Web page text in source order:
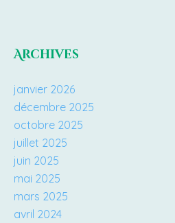
Archives
janvier 2026
décembre 2025
octobre 2025
juillet 2025
juin 2025
mai 2025
mars 2025
avril 2024